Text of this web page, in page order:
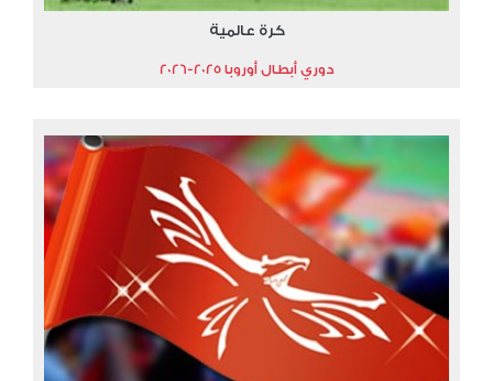
كرة عالمية
دوري أبطال أوروبا 2025-2026